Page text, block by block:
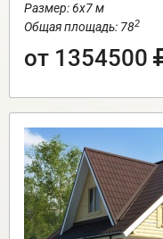
Размер: 6х7 м
Общая площадь: 782
от 1354500